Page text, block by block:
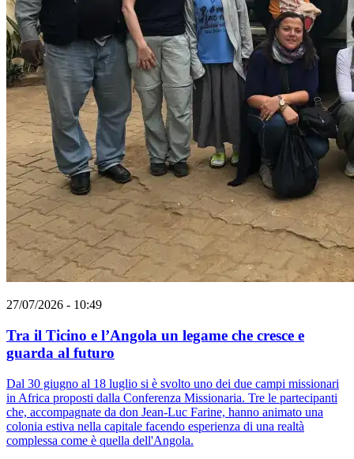
27/07/2026 - 10:49
Tra il Ticino e l’Angola un legame che cresce e
guarda al futuro
Dal 30 giugno al 18 luglio si è svolto uno dei due campi missionari
in Africa proposti dalla Conferenza Missionaria. Tre le partecipanti
che, accompagnate da don Jean-Luc Farine, hanno animato una
colonia estiva nella capitale facendo esperienza di una realtà
complessa come è quella dell'Angola.